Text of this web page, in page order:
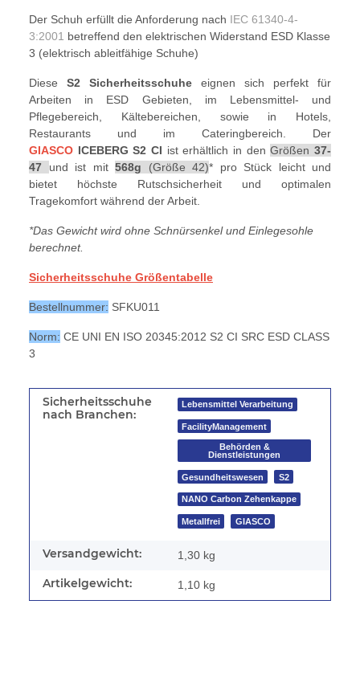
Der Schuh erfüllt die Anforderung nach IEC 61340-4-
3:2001 betreffend den elektrischen Widerstand ESD Klasse
3 (elektrisch ableitfähige Schuhe)
Diese S2 Sicherheitsschuhe eignen sich perfekt für
Arbeiten in ESD Gebieten, im Lebensmittel- und
Pflegebereich, Kältebereichen, sowie in Hotels,
Restaurants und im Cateringbereich. Der
GIASCO ICEBERG S2 CI ist erhältlich in denGrößen37-
47 und ist mit 568g (Größe 42)* pro Stück leicht und
bietet höchste Rutschsicherheit und optimalen
Tragekomfort während der Arbeit.
*Das Gewicht wird ohne Schnürsenkel und Einlegesohle
berechnet.
Sicherheitsschuhe Größentabelle
Bestellnummer: SFKU011
Norm: CE UNI EN ISO 20345:2012 S2 CI SRC ESD CLASS
3
Sicherheitsschuhe
nach Branchen:
Lebensmittel Verarbeitung
FacilityManagement
Behörden &
Dienstleistungen
Gesundheitswesen S2
NANO Carbon Zehenkappe
Metallfrei GIASCO
Versandgewicht: 1,30 kg
Artikelgewicht: 1,10 kg